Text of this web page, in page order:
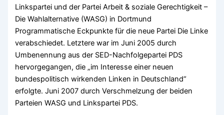
Linkspartei und der Partei Arbeit & soziale Gerechtigkeit –
Die Wahlalternative (WASG) in Dortmund
Programmatische Eckpunkte für die neue Partei Die Linke
verabschiedet. Letztere war im Juni 2005 durch
Umbenennung aus der SED-Nachfolgepartei PDS
hervorgegangen, die „im Interesse einer neuen
bundespolitisch wirkenden Linken in Deutschland“
erfolgte. Juni 2007 durch Verschmelzung der beiden
Parteien WASG und Linkspartei PDS.